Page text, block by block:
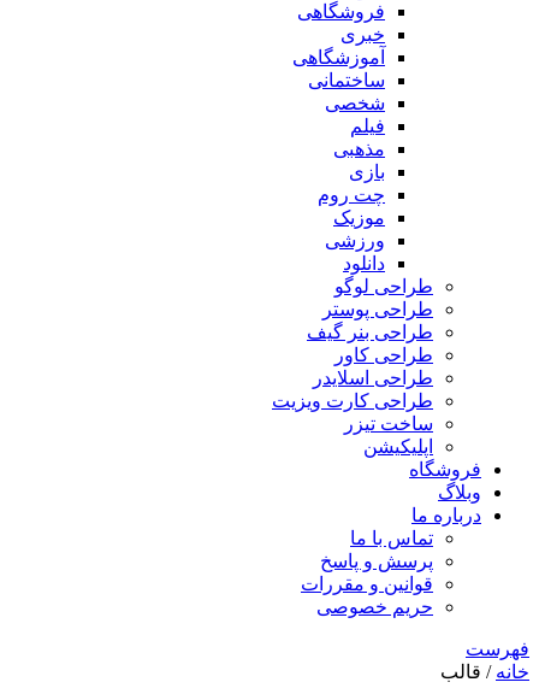
فروشگاهی
خبری
آموزشگاهی
ساختمانی
شخصی
فیلم
مذهبی
بازی
چت روم
موزیک
ورزشی
دانلود
طراحی لوگو
طراحی پوستر
طراحی بنر گیف
طراحی کاور
طراحی اسلایدر
طراحی کارت ویزیت
ساخت تیزر
اپلیکیشن
فروشگاه
وبلاگ
درباره ما
تماس با ما
پرسش و پاسخ
قوانین و مقررات
حریم خصوصی
فهرست
خانه / قالب